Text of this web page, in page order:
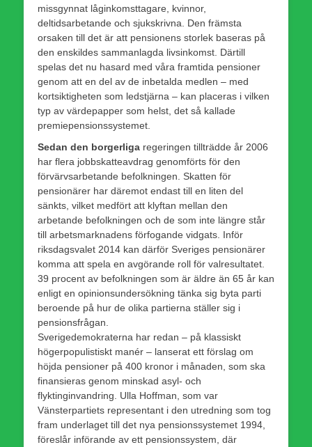
missgynnat låginkomsttagare, kvinnor,
deltidsarbetande och sjukskrivna. Den främsta
orsaken till det är att pensionens storlek baseras på
den enskildes sammanlagda livsinkomst. Därtill
spelas det nu hasard med våra framtida pensioner
genom att en del av de inbetalda medlen – med
kortsiktigheten som ledstjärna – kan placeras i vilken
typ av värdepapper som helst, det så kallade
premiepensionssystemet.
Sedan den borgerliga regeringen tillträdde år 2006
har flera jobbskatteavdrag genomförts för den
förvärvsarbetande befolkningen. Skatten för
pensionärer har däremot endast till en liten del
sänkts, vilket medfört att klyftan mellan den
arbetande befolkningen och de som inte längre står
till arbetsmarknadens förfogande vidgats. Inför
riksdagsvalet 2014 kan därför Sveriges pensionärer
komma att spela en avgörande roll för valresultatet.
39 procent av befolkningen som är äldre än 65 år kan
enligt en opinionsundersökning tänka sig byta parti
beroende på hur de olika partierna ställer sig i
pensionsfrågan.
Sverigedemokraterna har redan – på klassiskt
högerpopulistiskt manér – lanserat ett förslag om
höjda pensioner på 400 kronor i månaden, som ska
finansieras genom minskad asyl- och
flyktinginvandring. Ulla Hoffman, som var
Vänsterpartiets representant i den utredning som tog
fram underlaget till det nya pensionssystemet 1994,
föreslår införande av ett pensionssystem, där